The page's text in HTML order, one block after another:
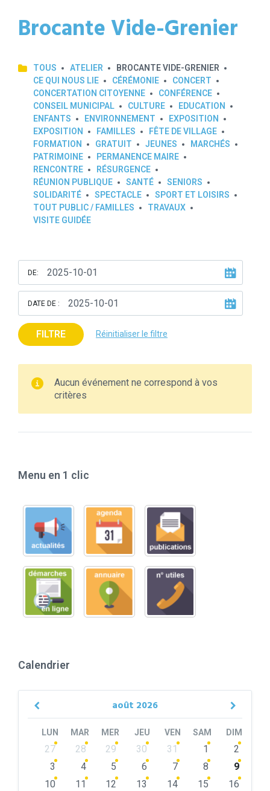
Brocante Vide-Grenier
TOUS ATELIER
BROCANTE VIDE-GRENIER
CE QUI NOUS LIE
CÉRÉMONIE
CONCERT
CONCERTATION CITOYENNE
CONFÉRENCE
CONSEIL MUNICIPAL
CULTURE
EDUCATION
ENFANTS
ENVIRONNEMENT
EXPOSITION
EXPOSITION
FAMILLES
FÊTE DE VILLAGE
FORMATION
GRATUIT JEUNES
MARCHÉS
PATRIMOINE
PERMANENCE MAIRE
RENCONTRE
RÉSURGENCE
RÉUNION PUBLIQUE
SANTÉ
SENIORS
SOLIDARITÉ
SPECTACLE
SPORT ET LOISIRS
TOUT PUBLIC / FAMILLES
TRAVAUX
VISITE GUIDÉE
DE:
DATE DE :
FILTRE Réinitialiser le filtre
Aucun événement ne correspond à vos
critères
Menu en 1 clic
Calendrier
août 2026
Previous
LUN MAR MER JEU VEN SAM DIM
Skip
calendar
27 28 29 30 31 1
2
3
4 5 6 7 8
9
10
11 12 13 14 15
16